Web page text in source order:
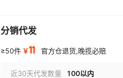
分销代发
≥50件 ￥11 官方仓退货,晚揽必赔
近30天代发数量 100以内